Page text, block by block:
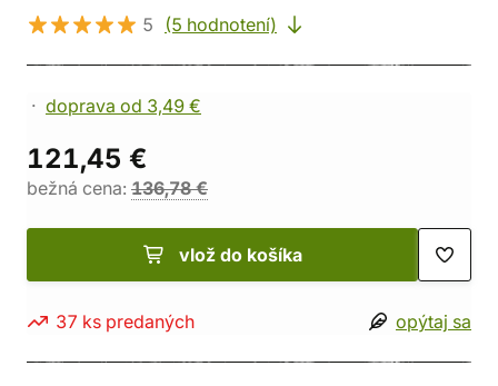
5 (5 hodnotení)
doprava od 3,49 €
121,45 €
bežná cena: 136,78 €
vlož do košíka
37 ks predaných opýtaj sa